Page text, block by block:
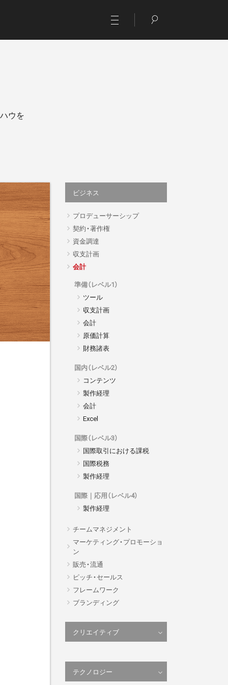
ウを
ビジネス
プロデューサーシップ
契約・著作権
資金調達
収支計画
会計
準備（レベル1）
ツール
収支計画
会計
原価計算
財務諸表
国内（レベル2）
コンテンツ
製作経理
会計
Excel
国際（レベル3）
国際取引における課税
国際税務
製作経理
国際｜応用（レベル4）
製作経理
チームマネジメント
マーケティング・プロモーショ
ン
販売・流通
ピッチ・セールス
フレームワーク
ブランディング
クリエイティブ
ト
全般
テクノロジー